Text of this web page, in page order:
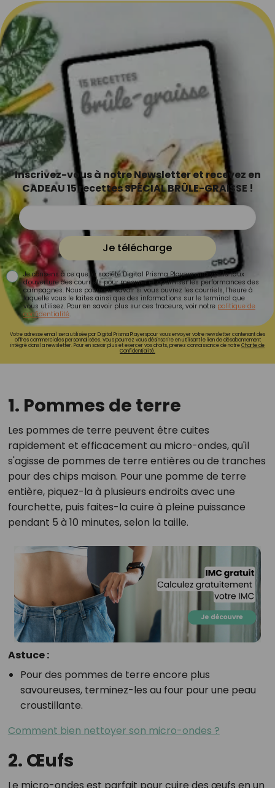
Inscrivez-vous à notre Newsletter et recevez en
CADEAU 15 recettes SPÉCIAL BRÛLE-GRAISSE !
Je télécharge
Je consens à ce que la société Digital Prisma Players analyse le taux
d'ouverture des courriels pour mesurer et optimiser les performances des
campagnes. Nous pourrons savoir si vous ouvrez les courriels, l'heure à
laquelle vous le faites ainsi que des informations sur le terminal que
vous utilisez. Pour en savoir plus sur ces traceurs, voir notre politique de
confidentialité.
Votre adresse email sera utilisée par Digital Prisma Playerspour vous envoyer votre newsletter contenant des
offres commerciales personnalisées. Vous pourrez vous désinscrire en utilisant le lien de désabonnement
intégré dans la newsletter. Pour en savoir plus et exercer vos droits, prenez connaissance de notreCharte de
Confidentialité.
1. Pommes de terre
Les pommes de terre peuvent être cuites
rapidement et efficacement au micro-ondes, qu'il
s'agisse de pommes de terre entières ou de tranches
pour des chips maison. Pour une pomme de terre
entière, piquez-la à plusieurs endroits avec une
fourchette, puis faites-la cuire à pleine puissance
pendant 5 à 10 minutes, selon la taille.
Astuce :
Pour des pommes de terre encore plus
savoureuses, terminez-les au four pour une peau
croustillante.
Comment bien nettoyer son micro-ondes ?
2. Œufs